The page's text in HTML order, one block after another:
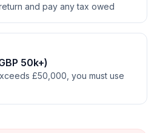
and pay any tax owed
50k+)
£50,000, you must use